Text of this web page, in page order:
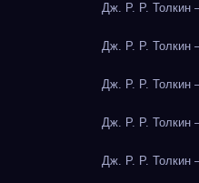
Дж. Р. Р. Толкин
Дж. Р. Р. Толкин
Дж. Р. Р. Толкин
Дж. Р. Р. Толкин
Дж. Р. Р. Толкин